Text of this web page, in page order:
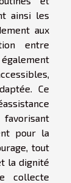
ainsi les
aux
entre
également
Ce
pour la
tout
la dignité
collecte